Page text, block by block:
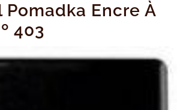
Pomadka Encre À
403